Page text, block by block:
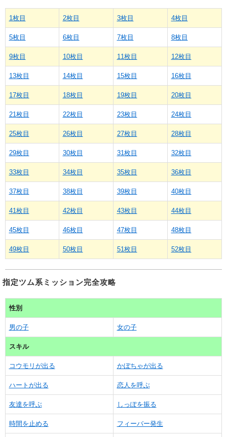
1枚目 2枚目 3枚目 4枚目
5枚目 6枚目 7枚目 8枚目
9枚目 10枚目 11枚目 12枚目
13枚目 14枚目 15枚目 16枚目
17枚目 18枚目 19枚目 20枚目
21枚目 22枚目 23枚目 24枚目
25枚目 26枚目 27枚目 28枚目
29枚目 30枚目 31枚目 32枚目
33枚目 34枚目 35枚目 36枚目
37枚目 38枚目 39枚目 40枚目
41枚目 42枚目 43枚目 44枚目
45枚目 46枚目 47枚目 48枚目
49枚目 50枚目 51枚目 52枚目
指定ツム系ミッション完全攻略
性別
男の子 女の子
スキル
コウモリが出る かぼちゃが出る
ハートが出る 恋人を呼ぶ
友達を呼ぶ しっぽを振る
時間を止める フィーバー発生